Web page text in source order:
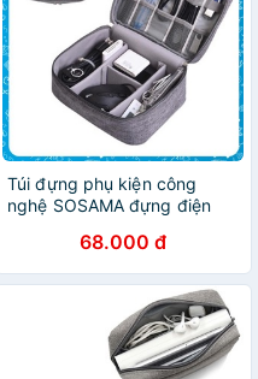
Túi đựng phụ kiện công
nghệ SOSAMA đựng điện
dự phòng và đồ cá nhân đa
năng TA-001186
68.000 đ